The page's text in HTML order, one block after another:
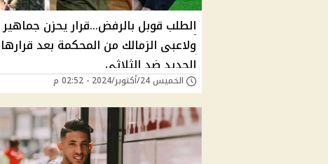
الطلب قوبل بالرفض...قرار يحزن جماهير
ولاعبى الزمالك من المحكمة بعد قرارها
الجديد ضد الثلاثى
الخميس 24/أكتوبر/2024 - 02:52 م